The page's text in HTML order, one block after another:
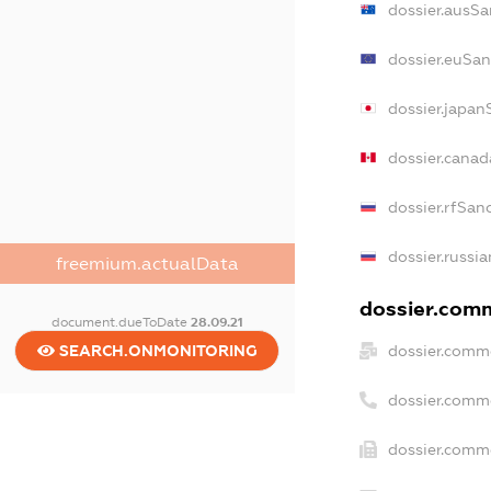
freemium.actualData
document.dueToDate 28.09.21
SEARCH.ONMONITORING